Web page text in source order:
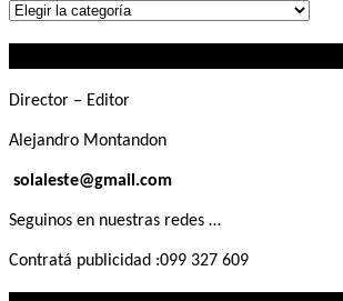
Lo
Director – Editor
Alejandro Montandon
solaleste@gmail.com
Seguinos en nuestras redes …
Contratá publicidad :099 327 609